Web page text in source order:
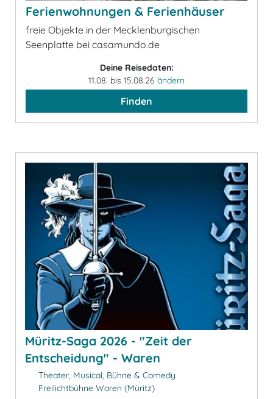
Ferienwohnungen & Ferienhäuser
freie Objekte in der Mecklenburgischen
Seenplatte bei casamundo.de
Deine Reisedaten:
11.08. bis 15.08.26 ändern
Finden
Müritz-Saga 2026 - "Zeit der
Entscheidung" - Waren
Theater, Musical, Bühne & Comedy
Freilichtbühne Waren (Müritz)